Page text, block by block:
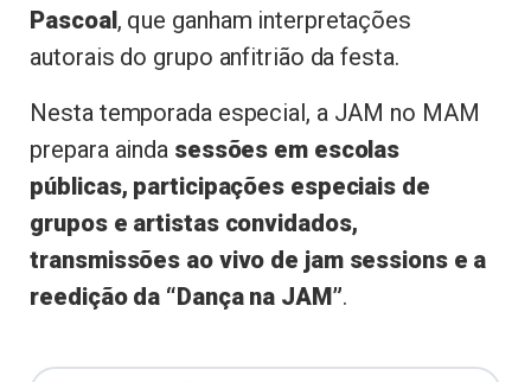
Pascoal, que ganham interpretações
autorais do grupo anfitrião da festa.
Nesta temporada especial, a JAM no MAM
prepara ainda sessões em escolas
públicas, participações especiais de
grupos e artistas convidados,
transmissões ao vivo de jam sessions e a
reedição da “Dança na JAM”.